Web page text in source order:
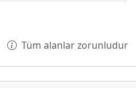
Tüm alanlar zorunludur